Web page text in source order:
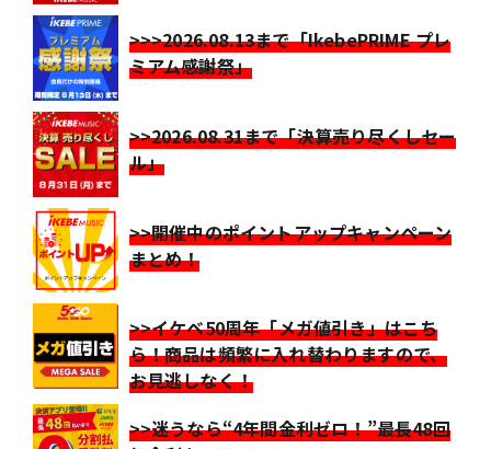
>>>2026.08.13まで「IkebePRIME プレ
ミアム感謝祭」
>>2026.08.31まで「決算売り尽くしセー
ル」
>>開催中のポイントアップキャンペーン
まとめ！
>>イケベ50周年「メガ値引き」はこち
ら！商品は頻繁に入れ替わりますので、
お見逃しなく！
>>迷うなら“4年間金利ゼロ！”最長48回